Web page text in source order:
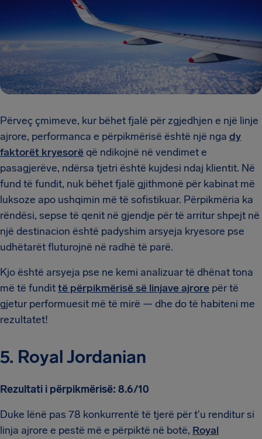
Përveç çmimeve, kur bëhet fjalë për zgjedhjen e një linje
ajrore, performanca e përpikmërisë është një nga dy
faktorët kryesorëqë ndikojnë në vendimet e
pasagjerëve, ndërsa tjetri është kujdesi ndaj klientit. Në
fund të fundit, nuk bëhet fjalë gjithmonë për kabinat më
luksoze apo ushqimin më të sofistikuar. Përpikmëria ka
rëndësi, sepse të qenit në gjendje për të arritur shpejt në
një destinacion është padyshim arsyeja kryesore pse
udhëtarët fluturojnë në radhë të parë.
Kjo është arsyeja pse ne kemi analizuar të dhënat tona
më të fundittë përpikmërisë së linjave ajrore për të
gjetur performuesit më të mirë — dhe do të habiteni me
rezultatet!
5. Royal Jordanian
Rezultati i përpikmërisë: 8.6/10
Duke lënë pas 78 konkurrentë të tjerë për t'u renditur si
linja ajrore e pestë më e përpiktë në botë, Royal